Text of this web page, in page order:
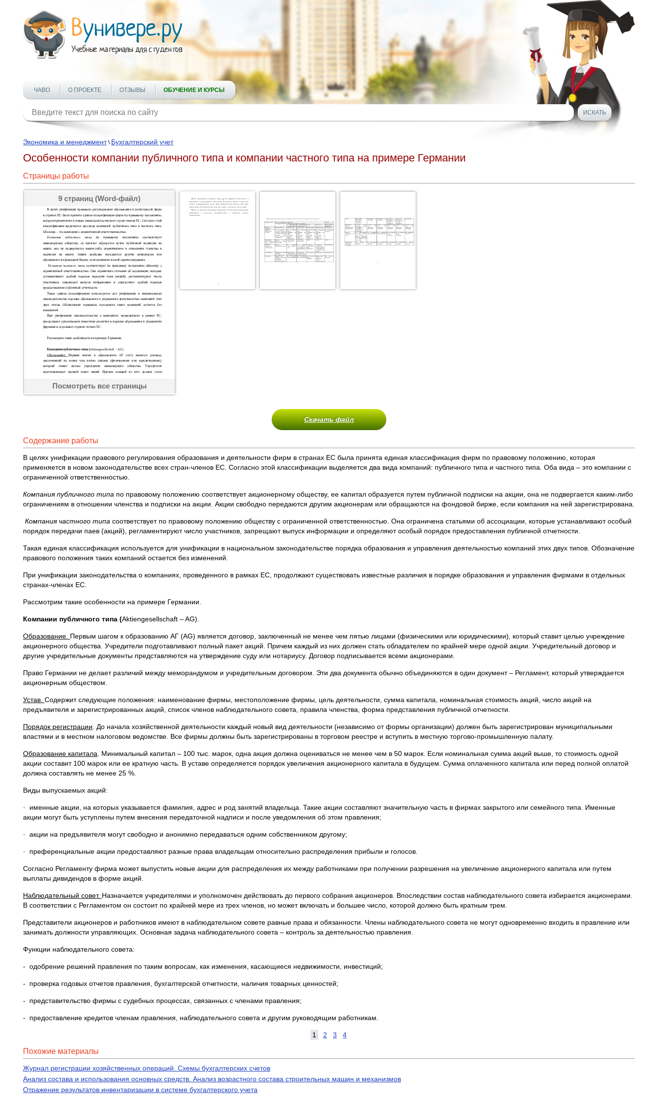
ЧАВО О ПРОЕКТЕ ОТЗЫВЫ ОБУЧЕНИЕ И КУРСЫ
Экономика и менеджмент\ Бухгалтерский учет
Особенности компании публичного типа и компании частного типа на примере Германии
Страницы работы
9 страниц (Word-файл)
Посмотреть все страницы
Скачать файл
Содержание работы
В целях унификации правового регулирования образования и деятельности фирм в странах ЕС была принята единая классификация фирм по правовому положению, которая
применяется в новом законодательстве всех стран-членов ЕС. Согласно этой классификации выделяется два вида компаний: публичного типа и частного типа. Оба вида – это компании с
ограниченной ответственностью.
Компания публичного типа по правовому положению соответствует акционерному обществу, ее капитал образуется путем публичной подписки на акции, она не подвергается каким-либо
ограничениям в отношении членства и подписки на акции. Акции свободно передаются другим акционерам или обращаются на фондовой бирже, если компания на ней зарегистрирована.
Компания частного типа соответствует по правовому положению обществу с ограниченной ответственностью. Она ограничена статьями об ассоциации, которые устанавливают особый
порядок передачи паев (акций), регламентируют число участников, запрещают выпуск информации и определяют особый порядок предоставления публичной отчетности.
Такая единая классификация используется для унификации в национальном законодательстве порядка образования и управления деятельностью компаний этих двух типов. Обозначение
правового положения таких компаний остается без изменений.
При унификации законодательства о компаниях, проведенного в рамках ЕС, продолжают существовать известные различия в порядке образования и управления фирмами в отдельных
странах-членах ЕС.
Рассмотрим такие особенности на примере Германии.
Компании публичного типа (Aktiengesellschaft – AG).
Образование. Первым шагом к образованию АГ (AG) является договор, заключенный не менее чем пятью лицами (физическими или юридическими), который ставит целью учреждение
акционерного общества. Учредители подготавливают полный пакет акций. Причем каждый из них должен стать обладателем по крайней мере одной акции. Учредительный договор и
другие учредительные документы представляются на утверждение суду или нотариусу. Договор подписывается всеми акционерами.
Право Германии не делает различий между меморандумом и учредительным договором. Эти два документа обычно объединяются в один документ – Регламент, который утверждается
акционерным обществом.
Устав. Содержит следующие положения: наименование фирмы, местоположение фирмы, цель деятельности, сумма капитала, номинальная стоимость акций, число акций на
предъявителя и зарегистрированных акций, список членов наблюдательного совета, правила членства, форма представления публичной отчетности.
Порядок регистрации . До начала хозяйственной деятельности каждый новый вид деятельности (независимо от формы организации) должен быть зарегистрирован муниципальными
властями и в местном налоговом ведомстве. Все фирмы должны быть зарегистрированы в торговом реестре и вступить в местную торгово-промышленную палату.
Образование капитала . Минимальный капитал – 100 тыс. марок, одна акция должна оцениваться не менее чем в 50 марок. Если номинальная сумма акций выше, то стоимость одной
акции составит 100 марок или ее кратную часть. В уставе определяется порядок увеличения акционерного капитала в будущем. Сумма оплаченного капитала или перед полной оплатой
должна составлять не менее 25 %.
Виды выпускаемых акций:
· именные акции, на которых указывается фамилия, адрес и род занятий владельца. Такие акции составляют значительную часть в фирмах закрытого или семейного типа. Именные
акции могут быть уступлены путем внесения передаточной надписи и после уведомления об этом правления;
· акции на предъявителя могут свободно и анонимно передаваться одним собственником другому;
· преференциальные акции предоставляют разные права владельцам относительно распределения прибыли и голосов.
Согласно Регламенту фирма может выпустить новые акции для распределения их между работниками при получении разрешения на увеличение акционерного капитала или путем
выплаты дивидендов в форме акций.
Наблюдательный совет. Назначается учредителями и уполномочен действовать до первого собрания акционеров. Впоследствии состав наблюдательного совета избирается акционерами.
В соответствии с Регламентом он состоит по крайней мере из трех членов, но может включать и большее число, которой должно быть кратным трем.
Представители акционеров и работников имеют в наблюдательном совете равные права и обязанности. Члены наблюдательного совета не могут одновременно входить в правление или
занимать должности управляющих. Основная задача наблюдательного совета – контроль за деятельностью правления.
Функции наблюдательного совета:
- одобрение решений правления по таким вопросам, как изменения, касающиеся недвижимости, инвестиций;
- проверка годовых отчетов правления, бухгалтерской отчетности, наличия товарных ценностей;
- представительство фирмы с судебных процессах, связанных с членами правления;
- предоставление кредитов членам правления, наблюдательного совета и другим руководящим работникам.
1 2 3 4
Похожие материалы
Журнал регистрации хозяйственных операций. Схемы бухгалтерских счетов
Анализ состава и использования основных средств. Анализ возрастного состава строительных машин и механизмов
Отражение результатов инвентаризации в системе бухгалтерского учета